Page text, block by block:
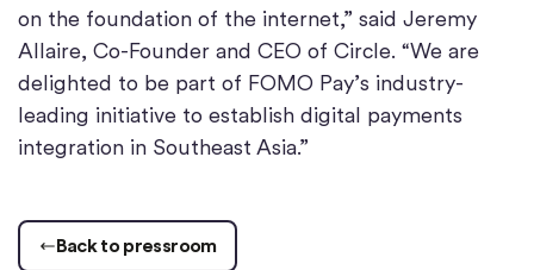
on the foundation of the internet,” said Jeremy
Allaire, Co-Founder and CEO of Circle. “We are
delighted to be part of FOMO Pay’s industry-
leading initiative to establish digital payments
integration in Southeast Asia.”
Back to pressroom